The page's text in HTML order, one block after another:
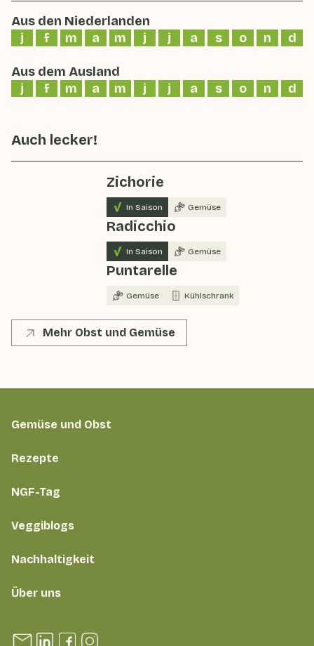
Aus den Niederlanden
j
f m a m j j a s o n d
Aus dem Ausland
j
f m a m j j a s o n d
Auch lecker!
Zichorie
In Saison Gemüse
Radicchio
In Saison Gemüse
Puntarelle
Gemüse Kühlschrank
Mehr Obst und Gemüse
Gemüse und Obst
Rezepte
NGF-Tag
Veggiblogs
Nachhaltigkeit
Über uns